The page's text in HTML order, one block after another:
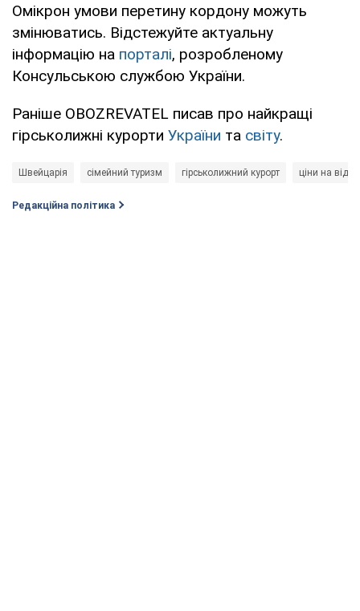
Омікрон умови перетину кордону можуть
змінюватись. Відстежуйте актуальну
інформацію на порталі, розробленому
Консульською службою України.
Раніше OBOZREVATEL писав про найкращі
гірськолижні курорти України та світу.
Швейцарія сімейний туризм гірськолижний курорт ціни на
Редакційна політика